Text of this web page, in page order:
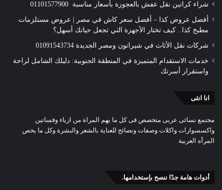
شراء كراتين نقل عفش بالعجوزة بأسعار مناسبة 01101577900
أفضل عروض كذا – أفضل سعر كاش في مصر | عروض مستلزمات
مطبخ كذا.. كيف تختار الأجهزة التي تجعل حياتك أسهل؟
شركات نقل الأثاث في شيراتون ومصر الجديدة 01091543734
خدمات الاستقدام المتميزة في المنطقة الجنوبية: دليلك الشامل لراحة
واستقرار أسرتك
انا انثى
مجتمع نسائى عربى متخصص فى كل ما يهم المراة من ازياء وفساتين
واكسسوارات واكلات وصفات ونصائح للعناية بالشعر والبشرة وكل ما يخص
المرأه العربية
أدوات هامة جدًا ننصح بإستخدامها.